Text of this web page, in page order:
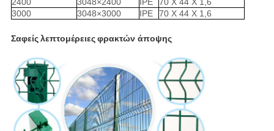
2400 3048×2400 IPE
70 X 44 X 1,6
3000
3048×3000 IPE 70 X 44 X 1,6
Σαφείςλεπτομέρειεςφρακτών άποψης